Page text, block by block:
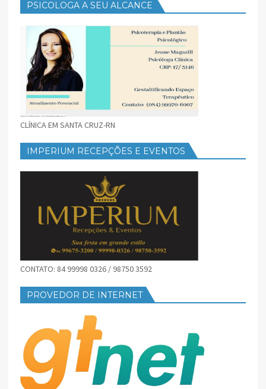
PSICOLOGA A SEU ALCANCE
CLÍNICA EM SANTA CRUZ-RN
IMPERIUM RECEPÇÕES E EVENTOS
CONTATO: 84 99998 0326 / 98750 3592
PROVEDOR DE INTERNET